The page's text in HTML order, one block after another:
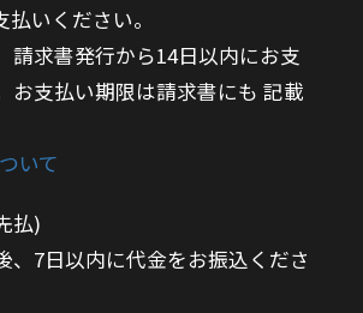
いください。
請求書発行から14日以内にお支
お支払い期限は請求書にも 記載
いて
払)
、7日以内に代金をお振込くださ